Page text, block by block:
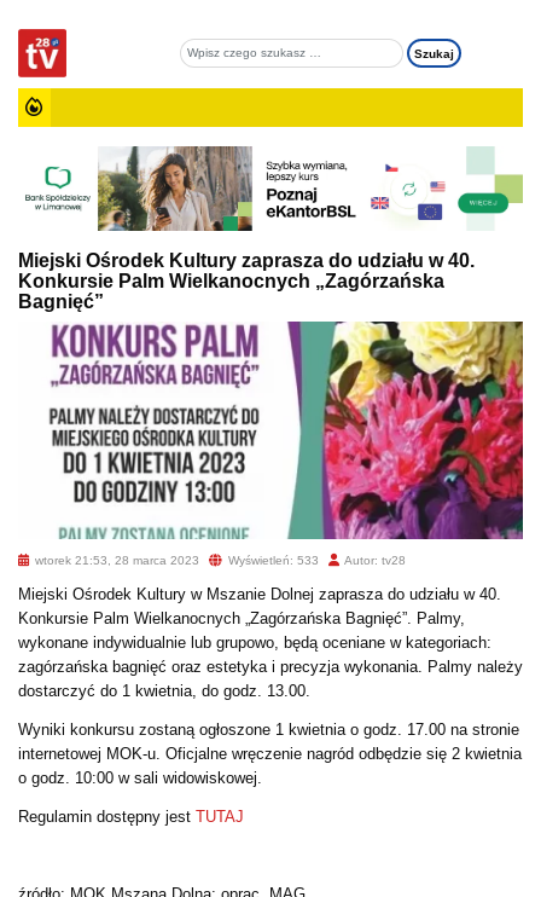
Miejski Ośrodek Kultury zaprasza do udziału w 40.
Konkursie Palm Wielkanocnych „Zagórzańska
Bagnięć”
wtorek 21:53, 28 marca 2023 Wyświetleń: 533 Autor: tv28
Miejski Ośrodek Kultury w Mszanie Dolnej zaprasza do udziału w 40.
Konkursie Palm Wielkanocnych „Zagórzańska Bagnięć”. Palmy,
wykonane indywidualnie lub grupowo, będą oceniane w kategoriach:
zagórzańska bagnięć oraz estetyka i precyzja wykonania. Palmy należy
dostarczyć do 1 kwietnia, do godz. 13.00.
Wyniki konkursu zostaną ogłoszone 1 kwietnia o godz. 17.00 na stronie
internetowej MOK-u. Oficjalne wręczenie nagród odbędzie się 2 kwietnia
o godz. 10:00 w sali widowiskowej.
Regulamin dostępny jest TUTAJ